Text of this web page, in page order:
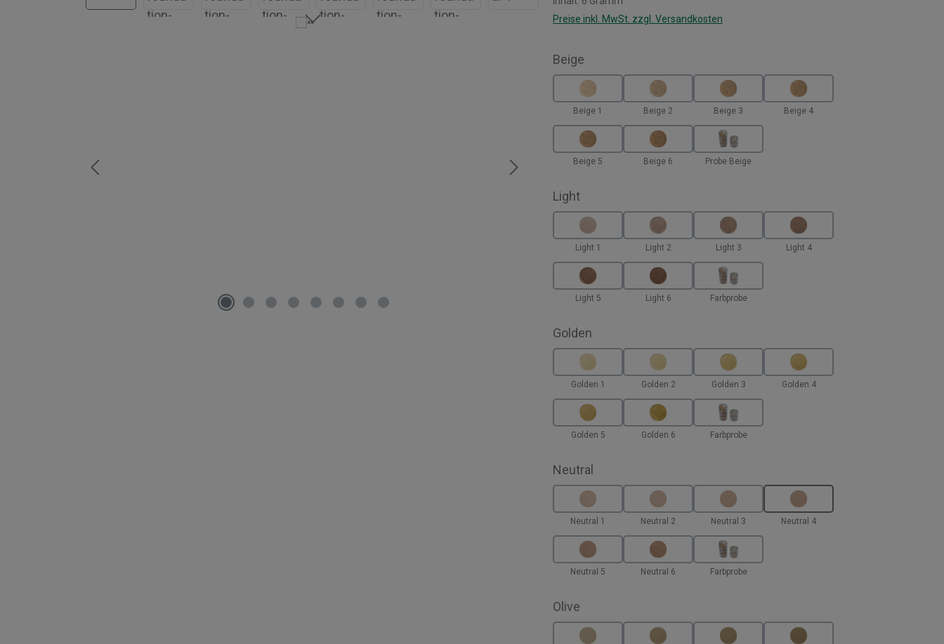
Preise inkl. MwSt. zzgl. Versandkosten
Beige
Beige 1 Beige 2 Beige 3 Beige 4
Beige 5 Beige 6 Probe Beige
Lightauswählen
Light 1 Light 2 Light 3 Light 4
Light 5 Light 6 Farbprobe
Golden
Golden 1 Golden 2 Golden 3 Golden 4
Golden 5 Golden 6 Farbprobe
Neutral
Neutral 1 Neutral 2 Neutral 3 Neutral 4
Neutral 5 Neutral 6 Farbprobe
Olive